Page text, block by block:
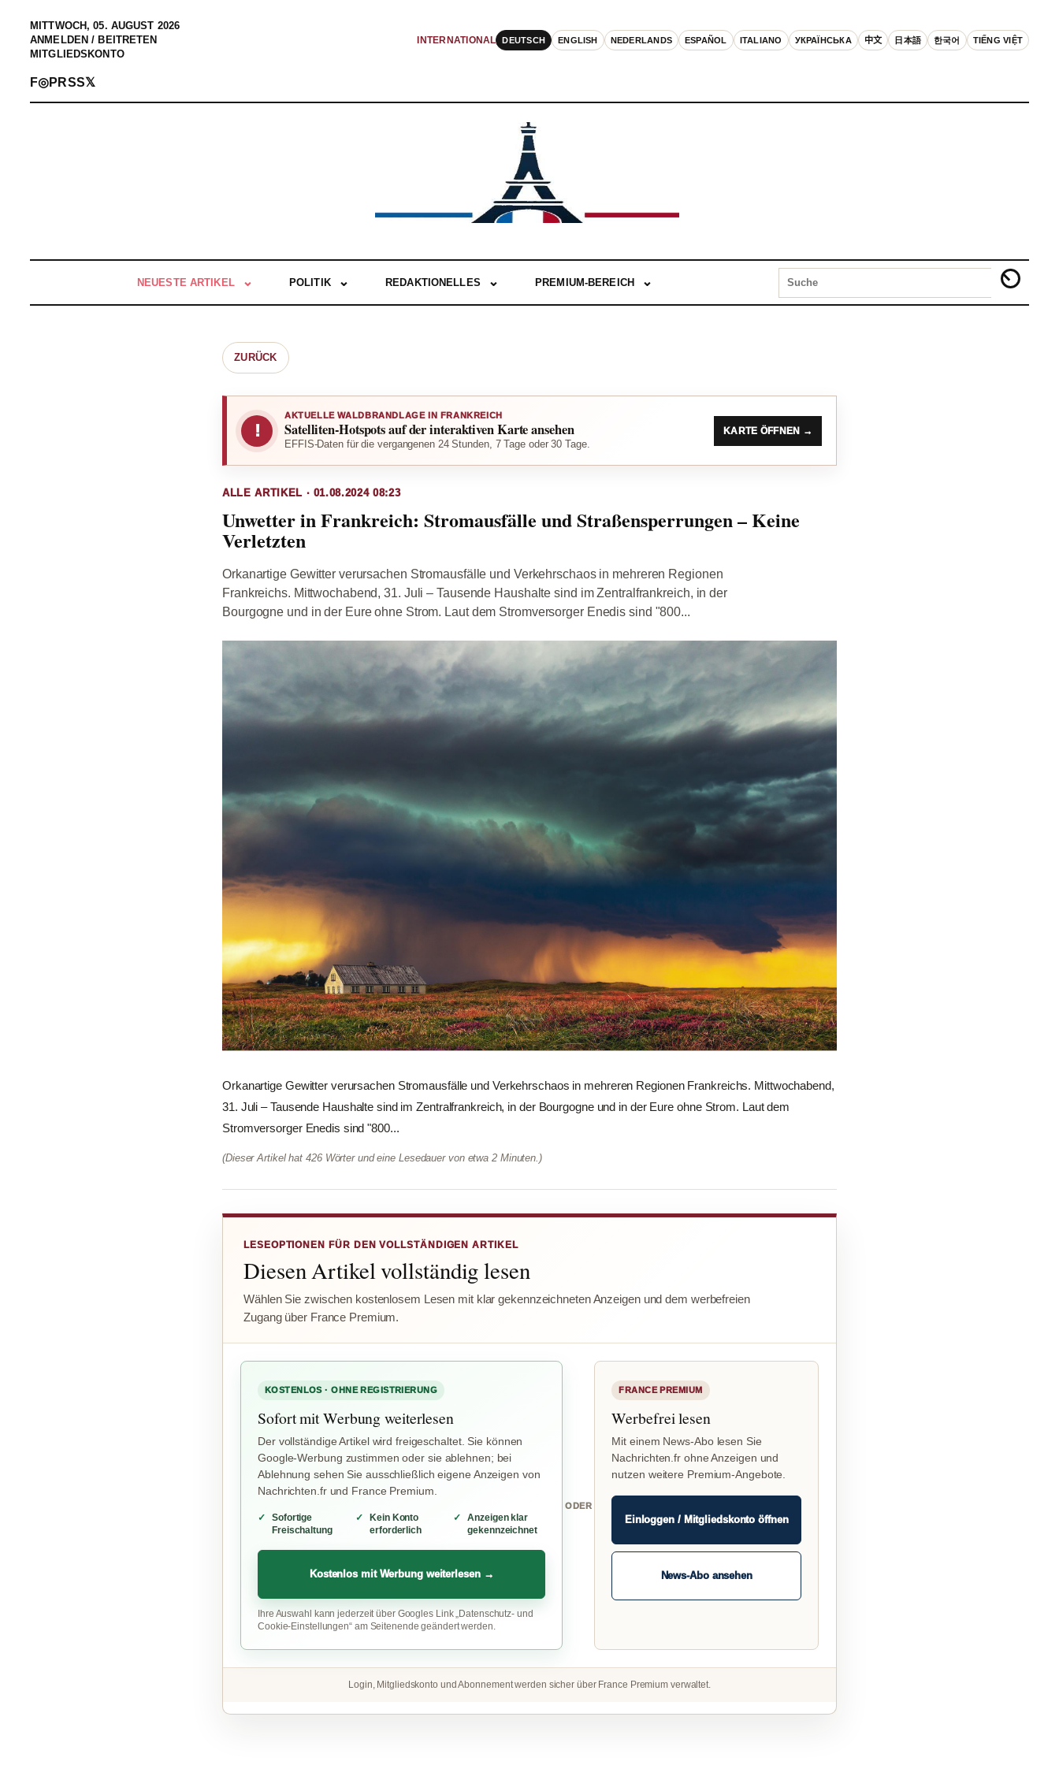
MITTWOCH, 05. AUGUST 2026
ANMELDEN / BEITRETEN
MITGLIEDSKONTO
INTERNATIONAL DEUTSCH ENGLISH NEDERLANDS ESPAÑOL ITALIANO УКРАЇНСЬКА 中文 日本語 한국어 TIẾNG VIỆT
F◎PRSS𝕏
NEUESTE ARTIKEL POLITIK REDAKTIONELLES PREMIUM-BEREICH
ZURÜCK
!
AKTUELLE WALDBRANDLAGE IN FRANKREICH
Satelliten-Hotspots auf der interaktiven Karte ansehen
EFFIS-Daten für die vergangenen 24 Stunden, 7 Tage oder 30 Tage.
KARTE ÖFFNEN →
ALLE ARTIKEL · 01.08.2024 08:23
Unwetter in Frankreich: Stromausfälle und Straßensperrungen – Keine
Verletzten
Orkanartige Gewitter verursachen Stromausfälle und Verkehrschaos in mehreren Regionen
Frankreichs. Mittwochabend, 31. Juli – Tausende Haushalte sind im Zentralfrankreich, in der
Bourgogne und in der Eure ohne Strom. Laut dem Stromversorger Enedis sind "800...
Orkanartige Gewitter verursachen Stromausfälle und Verkehrschaos in mehreren Regionen Frankreichs. Mittwochabend,
31. Juli – Tausende Haushalte sind im Zentralfrankreich, in der Bourgogne und in der Eure ohne Strom. Laut dem
Stromversorger Enedis sind "800...
(Dieser Artikel hat 426 Wörter und eine Lesedauer von etwa 2 Minuten.)
LESEOPTIONEN FÜR DEN VOLLSTÄNDIGEN ARTIKEL
Diesen Artikel vollständig lesen
Wählen Sie zwischen kostenlosem Lesen mit klar gekennzeichneten Anzeigen und dem werbefreien
Zugang über France Premium.
KOSTENLOS · OHNE REGISTRIERUNG
Sofort mit Werbung weiterlesen
Der vollständige Artikel wird freigeschaltet. Sie können
Google-Werbung zustimmen oder sie ablehnen; bei
Ablehnung sehen Sie ausschließlich eigene Anzeigen von
Nachrichten.fr und France Premium.
Sofortige
Freischaltung
Kein Konto
erforderlich
Anzeigen klar
gekennzeichnet
Kostenlos mit Werbung weiterlesen →
Ihre Auswahl kann jederzeit über Googles Link „Datenschutz- und
Cookie-Einstellungen“ am Seitenende geändert werden.
ODER
FRANCE PREMIUM
Werbefrei lesen
Mit einem News-Abo lesen Sie
Nachrichten.fr ohne Anzeigen und
nutzen weitere Premium-Angebote.
Einloggen / Mitgliedskonto öffnen
News-Abo ansehen
Login, Mitgliedskonto und Abonnement werden sicher über France Premium verwaltet.